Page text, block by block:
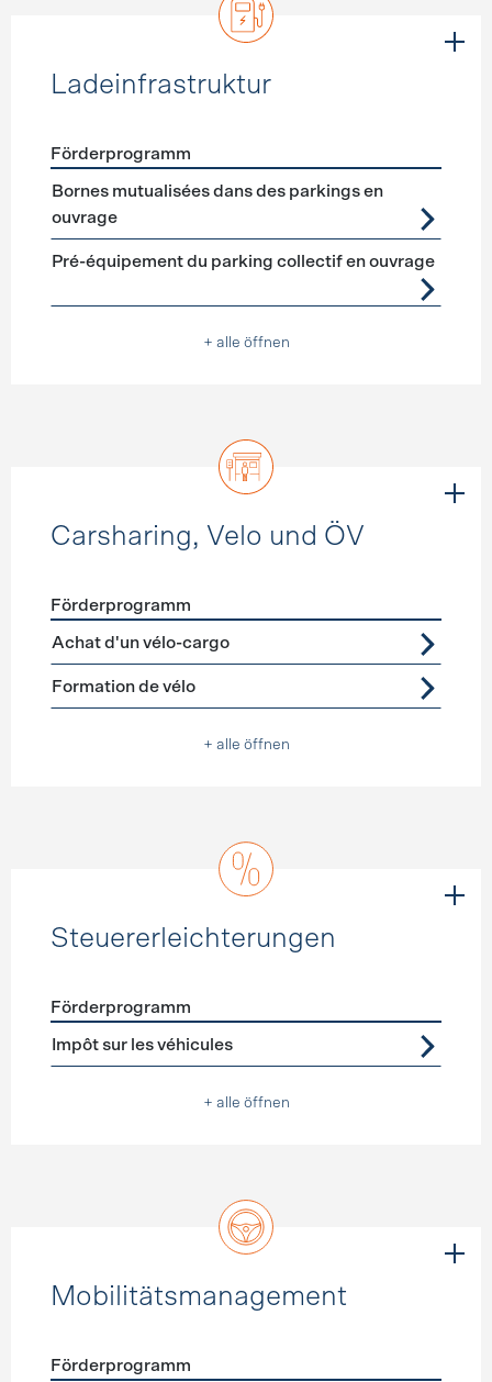
Ladeinfrastruktur
Förderprogramme Ladeinfrastruktur
Förderprogramm
Bornes mutualisées dans des parkings en
ouvrage
Pré-équipement du parking collectif en ouvrage
+ alle öffnen
Carsharing, Velo und ÖV
Förderprogramme
Förderprogramm
Achat d'un vélo-cargo
Formation de vélo
+ alle öffnen
Steuererleichterungen
Förderprogramme Steuererleichterungen
Förderprogramm
Impôt sur les véhicules
+ alle öffnen
Mobilitätsmanagement
Förderprogramm